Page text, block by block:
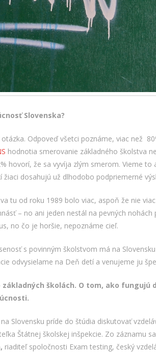
Slovenska?
Odpoveď všetci poznáme, viac než
hodnotia smerovanie základného školstva
hovorí, že sa vyvíja zlým smerom. Vieme
dosahujú už dlhodobo podpriemerné
tu od roku 1989 bolo viac, aspoň že nie
– no ani jeden nestál na pevných
no čo je horšie, nepoznáme cieľ.
s povinným školstvom má na
odvysielame na Deň detí a venujeme ju
základných školách. O tom, ako
Slovensku príde do štúdia diskutovať
Štátnej školskej inšpekcie. Zo záznamu
riaditeľ spoločnosti Exam testing, český